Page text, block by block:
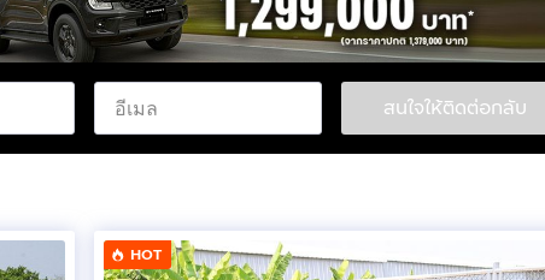
สนใจให้ติดต่อกลับ
HOT